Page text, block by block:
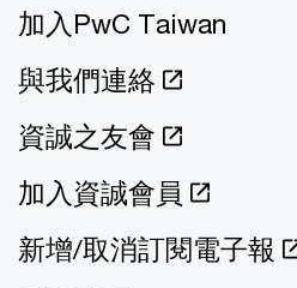
加入PwC Taiwan
與我們連絡
資誠之友會
加入資誠會員
新增/取消訂閱電子報